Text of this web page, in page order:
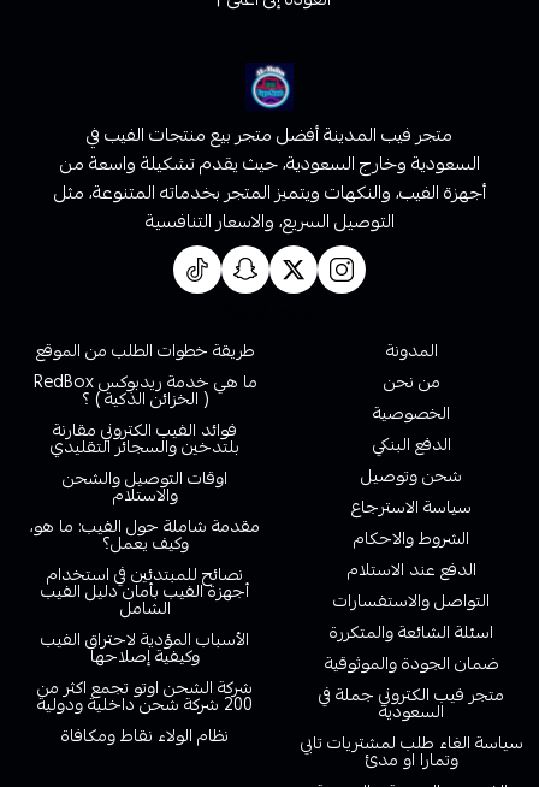
متجر فيب المدينة أفضل متجر بيع منتجات الفيب في
السعودية وخارج السعودية، حيث يقدم تشكيلة واسعة من
أجهزة الفيب، والنكهات ويتميز المتجر بخدماته المتنوعة، مثل
التوصيل السريع، والاسعار التنافسية
المدونة
من نحن
الخصوصية
الدفع البنكي
شحن وتوصيل
سياسة الاسترجاع
الشروط والاحكام
الدفع عند الاستلام
التواصل والاستفسارات
اسئلة الشائعة والمتكررة
ضمان الجودة والموثوقية
متجر فيب الكتروني جملة في
السعودية
سياسة الغاء طلب لمشتريات تابي
وتمارا او مدئ
طريقة خطوات الطلب من الموقع
ما هي خدمة ريدبوكس RedBox
( الخزائن الذكية ) ؟
فوائد الفيب الكتروني مقارنة
بلتدخين والسجائر التقليدي
اوقات التوصيل والشحن
والاستلام
مقدمة شاملة حول الفيب: ما هو،
وكيف يعمل؟
نصائح للمبتدئين في استخدام
أجهزة الفيب بأمان دليل الفيب
الشامل
الأسباب المؤدية لاحتراق الفيب
وكيفية إصلاحها
شركة الشحن اوتو تجمع اكثر من
200 شركة شحن داخلية ودولية
نظام الولاء نقاط ومكافاة